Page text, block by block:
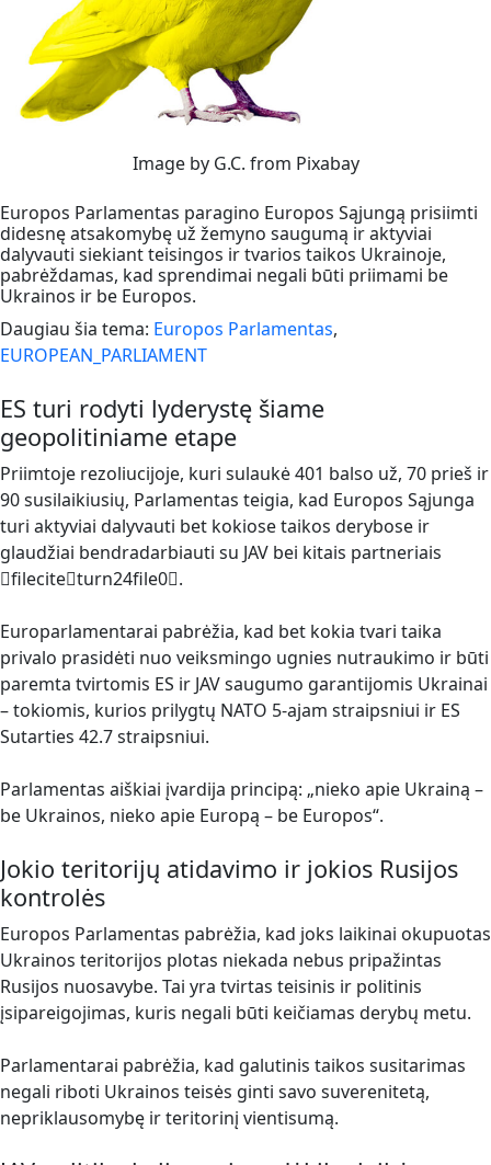
Image by G.C. from Pixabay
Europos Parlamentas paragino Europos Sąjungą prisiimti
didesnę atsakomybę už žemyno saugumą ir aktyviai
dalyvauti siekiant teisingos ir tvarios taikos Ukrainoje,
pabrėždamas, kad sprendimai negali būti priimami be
Ukrainos ir be Europos.
Daugiau šia tema: Europos Parlamentas,
EUROPEAN_PARLIAMENT
ES turi rodyti lyderystę šiame
geopolitiniame etape
Priimtoje rezoliucijoje, kuri sulaukė 401 balso už, 70 prieš ir
90 susilaikiusių, Parlamentas teigia, kad Europos Sąjunga
turi aktyviai dalyvauti bet kokiose taikos derybose ir
glaudžiai bendradarbiauti su JAV bei kitais partneriais
fileciteturn24file0.
Europarlamentarai pabrėžia, kad bet kokia tvari taika
privalo prasidėti nuo veiksmingo ugnies nutraukimo ir būti
paremta tvirtomis ES ir JAV saugumo garantijomis Ukrainai
– tokiomis, kurios prilygtų NATO 5-ajam straipsniui ir ES
Sutarties 42.7 straipsniui.
Parlamentas aiškiai įvardija principą: „nieko apie Ukrainą –
be Ukrainos, nieko apie Europą – be Europos“.
Jokio teritorijų atidavimo ir jokios Rusijos
kontrolės
Europos Parlamentas pabrėžia, kad joks laikinai okupuotas
Ukrainos teritorijos plotas niekada nebus pripažintas
Rusijos nuosavybe. Tai yra tvirtas teisinis ir politinis
įsipareigojimas, kuris negali būti keičiamas derybų metu.
Parlamentarai pabrėžia, kad galutinis taikos susitarimas
negali riboti Ukrainos teisės ginti savo suverenitetą,
nepriklausomybę ir teritorinį vientisumą.